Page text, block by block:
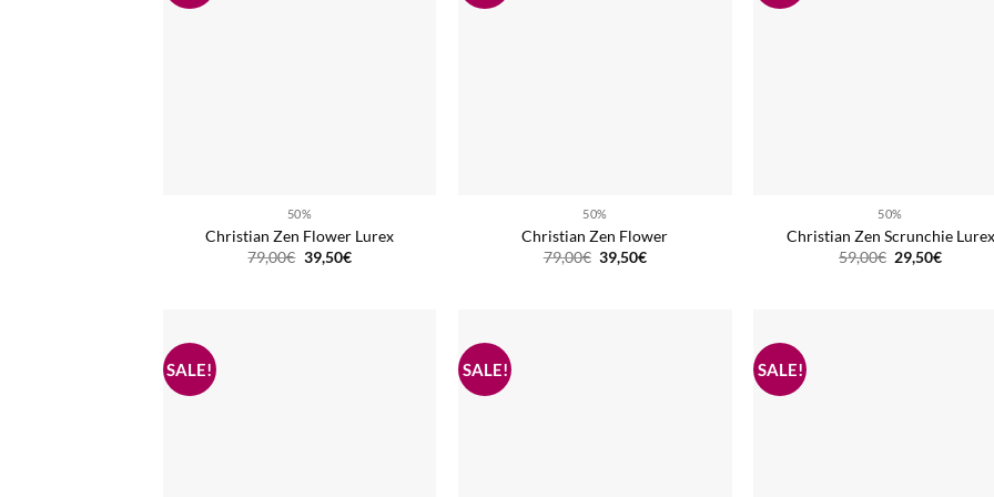
50%
Christian Zen Flower Lurex
79,00€ Ursprünglicher
Preis
39,50€Aktueller
50%
Christian Zen Flower
79,00€ Ursprünglicher
Preis
39,50€Aktueller
50%
Christian Zen Scrunchie Lurex
59,00€ Ursprünglicher
Preis
29,50€